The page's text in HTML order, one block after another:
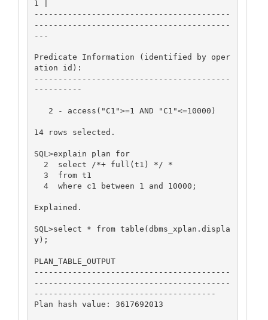
1 |
-----------------------------------------
-----------------------------------------
---
Predicate Information (identified by oper
ation id):
-----------------------------------------
----------
14 rows selected.
SQL>explain plan for
Explained.
SQL>select * from table(dbms_xplan.displa
y);
PLAN_TABLE_OUTPUT
-----------------------------------------
-----------------------------------------
--------------------------------------
Plan hash value: 3617692013